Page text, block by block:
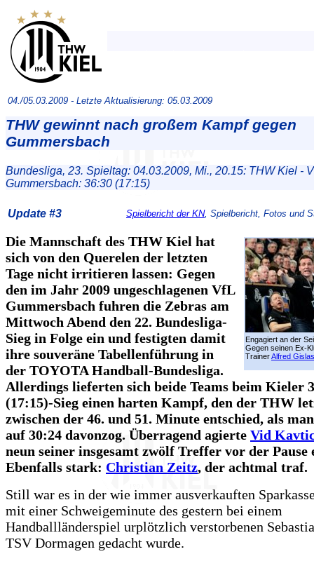
04./05.03.2009 - Letzte Aktualisierung: 05.03.2009
THW gewinnt nach großem Kampf gegen
Gummersbach
Bundesliga, 23. Spieltag: 04.03.2009, Mi., 20.15: THW Kiel -
Gummersbach: 36:30 (17:15)
Update #3 Spielbericht der KN, Spielbericht, Fotos und
Engagiert an der
Gegen seinen Ex-
TrainerAlfred
Die Mannschaft des THW Kiel hat
sich von den Querelen der letzten
Tage nicht irritieren lassen: Gegen
den im Jahr 2009 ungeschlagenen VfL
Gummersbach fuhren die Zebras am
Mittwoch Abend den 22. Bundesliga-
Sieg in Folge ein und festigten damit
ihre souveräne Tabellenführung in
der TOYOTA Handball-Bundesliga.
Allerdings lieferten sich beide Teams beim Kieler
(17:15)-Sieg einen harten Kampf, den der THW
zwischen der 46. und 51. Minute entschied, als
auf 30:24 davonzog. Überragend agierte Vid
neun seiner insgesamt zwölf Treffer vor der Pause
Ebenfalls stark: Christian Zeitz, der achtmal traf.
Still war es in der wie immer ausverkauften
mit einer Schweigeminute des gestern bei einem
Handballländerspiel urplötzlich verstorbenen
TSV Dormagen gedacht wurde.